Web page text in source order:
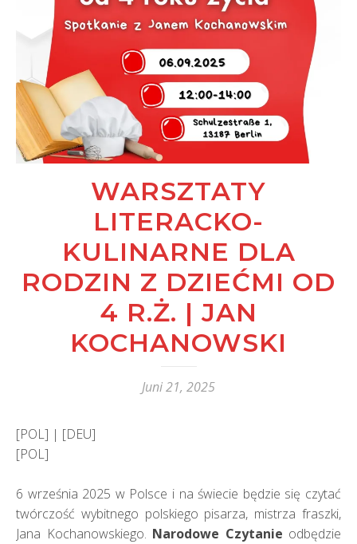
WARSZTATY
LITERACKO-
KULINARNE DLA
RODZIN Z DZIEĆMI OD
4 R.Ż. | JAN
KOCHANOWSKI
Juni 21, 2025
[POL] | [DEU]
[POL]
6 września 2025 w Polsce i na świecie będzie się czytać
twórczość wybitnego polskiego pisarza, mistrza fraszki,
Jana Kochanowskiego. Narodowe Czytanie odbędzie